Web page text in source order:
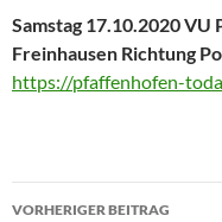
Samstag 17.10.2020
Freinhausen Richtung
https://pfaffenhofen-
VORHERIGER BEITRAG